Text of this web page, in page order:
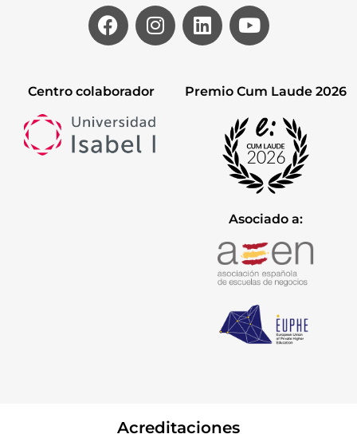
Centro colaborador Premio Cum Laude 2026
Asociado a:
Acreditaciones